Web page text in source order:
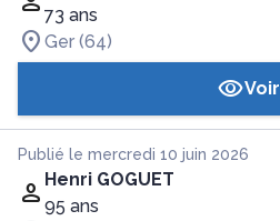
73 ans
Ger (64)
Voir
Publié le mercredi 10 juin 2026
Henri GOGUET
95 ans